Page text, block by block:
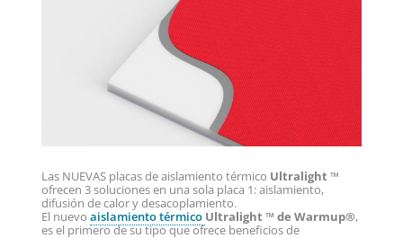
Las NUEVAS placas de aislamiento térmico Ultralight ™
ofrecen 3 soluciones en una sola placa 1: aislamiento,
difusión de calor y desacoplamiento.
El nuevo aislamiento térmico Ultralight ™ de Warmup®,
es el primero de su tipo que ofrece beneficios de